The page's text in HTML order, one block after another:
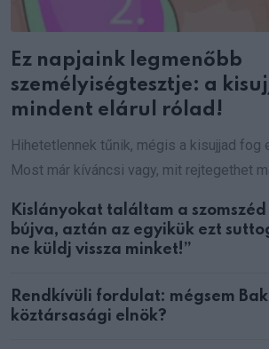
Ez napjaink legmenőbb
személyiségtesztje: a
mindent elárul rólad!
Hihetetlennek tűnik, mégis a kisujjad fog
Most már kíváncsi vagy, mit rejtegethet
Kislányokat találtam a
bújva, aztán az egyikük ezt
ne küldj vissza minket!”
Rendkívüli fordulat: mégsem
köztársasági elnök?